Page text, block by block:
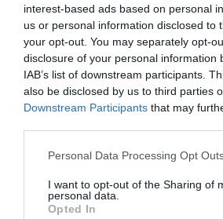
interest-based ads based on personal
us or personal information disclosed to
your opt-out. You may separately opt-
disclosure of your personal information
IAB’s list of downstream participants.
also be disclosed by us to third parties
Downstream Participants that may
Personal Data Processing Opt
I want to opt-out of the Sharing of
personal data.
Opted In
Un Hotel menzionato come un 4 stelle
merita al massimo 3.
Ritornerebbe in questo
dettagli
Sante
Agosto 2010
Famiglia con figli piccoli